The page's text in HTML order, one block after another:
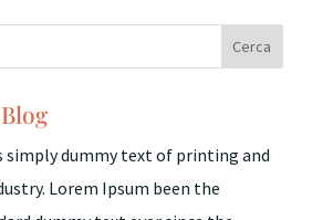
simply dummy text of printing and
Lorem Ipsum been the